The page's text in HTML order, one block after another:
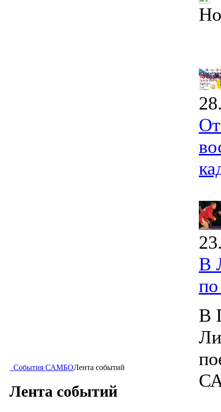
События САМБОЛента событий
Лента событий
В
В